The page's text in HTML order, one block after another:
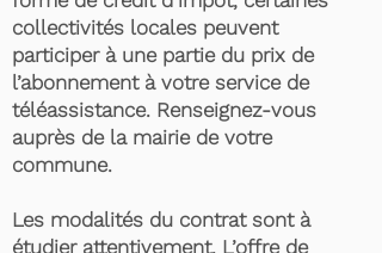
collectivités locales peuvent
participer à une partie du prix de
l’abonnement à votre service de
téléassistance. Renseignez-vous
auprès de la mairie de votre
commune.
Les modalités du contrat sont à
étudier attentivement. L’offre de